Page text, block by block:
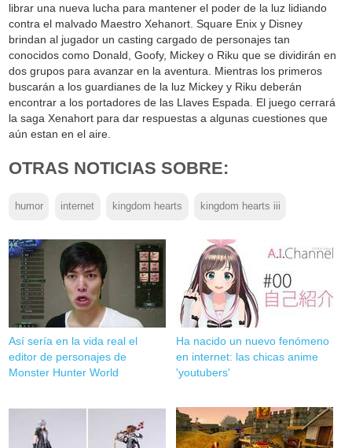
librar una nueva lucha para mantener el poder de la luz lidiando
contra el malvado Maestro Xehanort. Square Enix y Disney
brindan al jugador un casting cargado de personajes tan
conocidos como Donald, Goofy, Mickey o Riku que se dividirán en
dos grupos para avanzar en la aventura. Mientras los primeros
buscarán a los guardianes de la luz Mickey y Riku deberán
encontrar a los portadores de las Llaves Espada. El juego cerrará
la saga Xenahort para dar respuestas a algunas cuestiones que
aún estan en el aire.
OTRAS NOTICIAS SOBRE:
humor internet kingdom hearts kingdom hearts iii
Así sería en la vida real el
editor de personajes de
Monster Hunter World
Ha nacido un nuevo fenómeno
en internet: las chicas anime
'youtubers'